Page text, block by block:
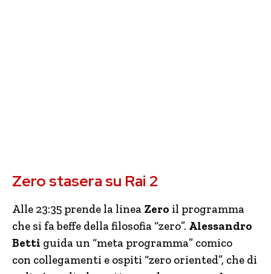
Zero stasera su Rai 2
Alle 23:35 prende la linea Zero il programma
che si fa beffe della filosofia “zero”. Alessandro
Betti guida un “meta programma” comico
con collegamenti e ospiti “zero oriented”, che di